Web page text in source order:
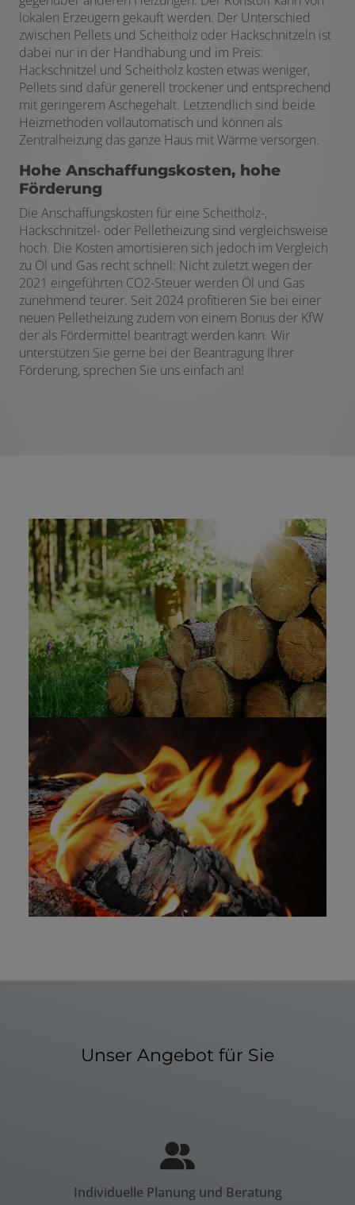
lokalen Erzeugern gekauft werden. Der Unterschied
zwischen Pellets und Scheitholz oder Hackschnitzeln ist
dabei nur in der Handhabung und im Preis:
Hackschnitzel und Scheitholz kosten etwas weniger,
Pellets sind dafür generell trockener und entsprechend
mit geringerem Aschegehalt. Letztendlich sind beide
Heizmethoden vollautomatisch und können als
Zentralheizung das ganze Haus mit Wärme versorgen.
Hohe Anschaffungskosten, hohe
Förderung
Die Anschaffungskosten für eine Scheitholz-,
Hackschnitzel- oder Pelletheizung sind vergleichsweise
hoch. Die Kosten amortisieren sich jedoch im Vergleich
zu Öl und Gas recht schnell: Nicht zuletzt wegen der
2021 eingeführten CO2-Steuer werden Öl und Gas
zunehmend teurer. Seit 2024 profitieren Sie bei einer
neuen Pelletheizung zudem von einem Bonus der KfW
der als Fördermittel beantragt werden kann. Wir
unterstützen Sie gerne bei der Beantragung Ihrer
Förderung, sprechen Sie uns einfach an!
Unser Angebot für Sie
Individuelle Planung und Beratung